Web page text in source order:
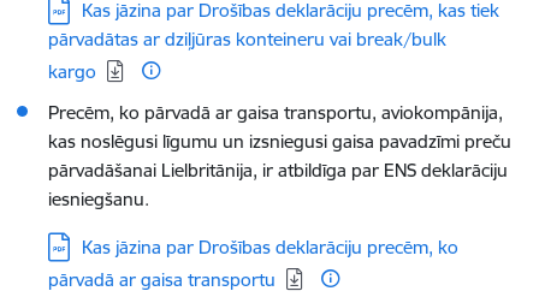
Lejupielādēt:
Kas jāzina par Drošības deklarāciju precēm, kas tiek
pārvadātas ar dziļjūras konteineru vai break/bulk
kargo
Precēm, ko pārvadā ar gaisa transportu, aviokompānija,
kas noslēgusi līgumu un izsniegusi gaisa pavadzīmi preču
pārvadāšanai Lielbritānija, ir atbildīga par ENS deklarāciju
iesniegšanu.
Lejupielādēt:
Kas jāzina par Drošības deklarāciju precēm, ko
pārvadā ar gaisa transportu